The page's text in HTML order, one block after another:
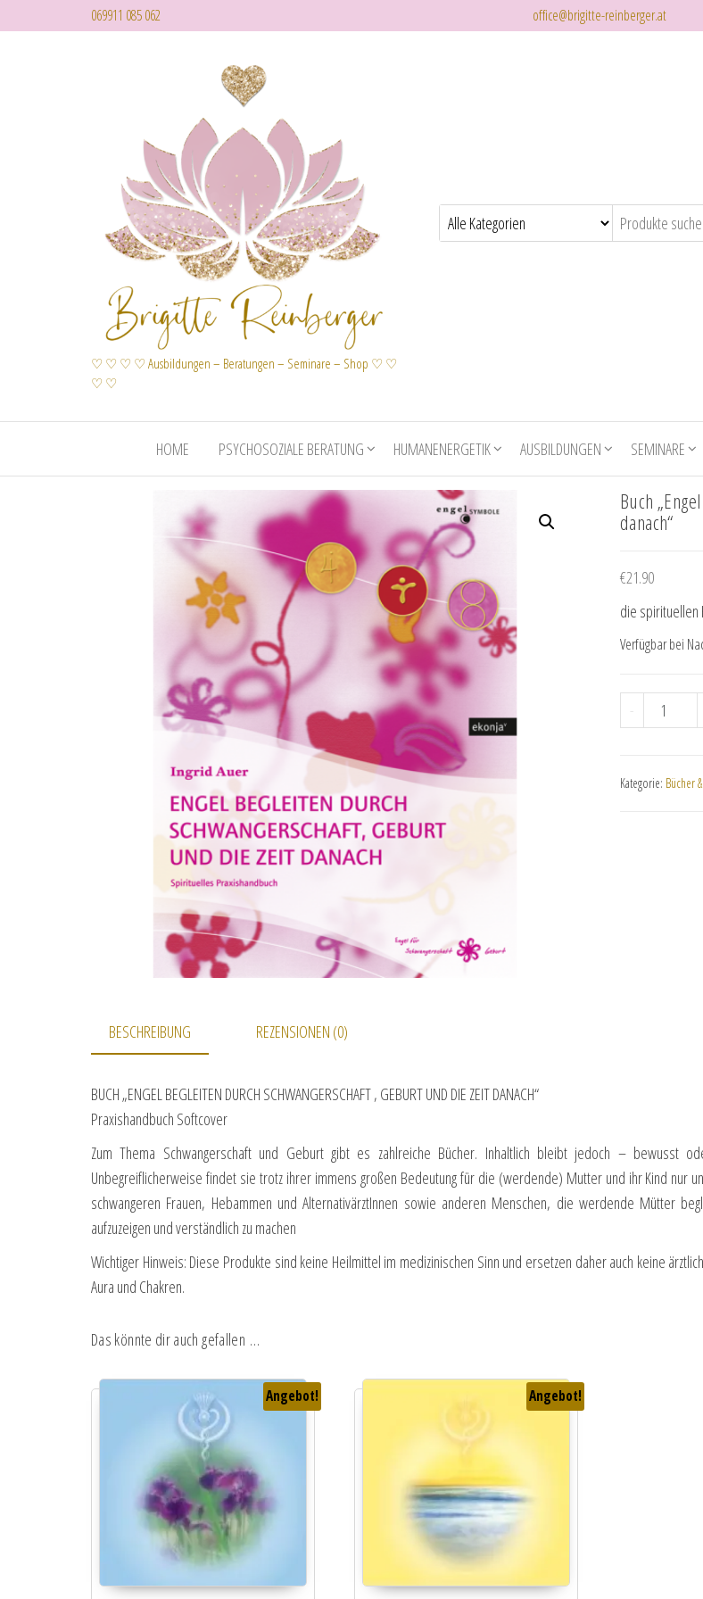
069911 085 062 office@brigitte-reinberger.at
♡ ♡ ♡ ♡ Ausbildungen – Beratungen – Seminare – Shop ♡ ♡
♡ ♡
HOME PSYCHOSOZIALE BERATUNG HUMANENERGETIK AUSBILDUNGEN SEMINARE
Buch
danach“
€21.90
die spirituellen
Verfügbar bei
- Buch
Kategorie: Bücher
BESCHREIBUNG REZENSIONEN (0)
BUCH „ENGEL BEGLEITEN DURCH SCHWANGERSCHAFT , GEBURT UND DIE ZEIT DANACH“
Praxishandbuch Softcover
Zum Thema Schwangerschaft und Geburt gibt es zahlreiche Bücher. Inhaltlich bleibt jedoch – bewusst
Unbegreiflicherweise findet sie trotz ihrer immens großen Bedeutung für die (werdende) Mutter und ihr Kind nur
schwangeren Frauen, Hebammen und AlternativärztInnen sowie anderen Menschen, die werdende Mütter
aufzuzeigen und verständlich zu machen
Wichtiger Hinweis: Diese Produkte sind keine Heilmittel im medizinischen Sinn und ersetzen daher auch keine
Aura und Chakren.
Das könnte dir auch gefallen …
Angebot! Angebot!